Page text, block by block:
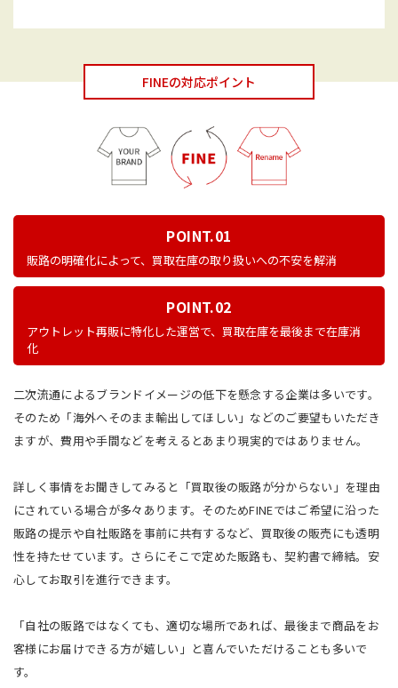
FINEの対応ポイント
POINT.01
販路の明確化によって、買取在庫の取り扱いへの不安を解消
POINT.02
アウトレット再販に特化した運営で、買取在庫を最後まで在庫消
化
二次流通によるブランドイメージの低下を懸念する企業は多いです。
そのため「海外へそのまま輸出してほしい」などのご要望もいただき
ますが、費用や手間などを考えるとあまり現実的ではありません。
詳しく事情をお聞きしてみると「買取後の販路が分からない」を理由
にされている場合が多々あります。そのためFINEではご希望に沿った
販路の提示や自社販路を事前に共有するなど、買取後の販売にも透明
性を持たせています。さらにそこで定めた販路も、契約書で締結。安
心してお取引を進行できます。
「自社の販路ではなくても、適切な場所であれば、最後まで商品をお
客様にお届けできる方が嬉しい」と喜んでいただけることも多いで
す。